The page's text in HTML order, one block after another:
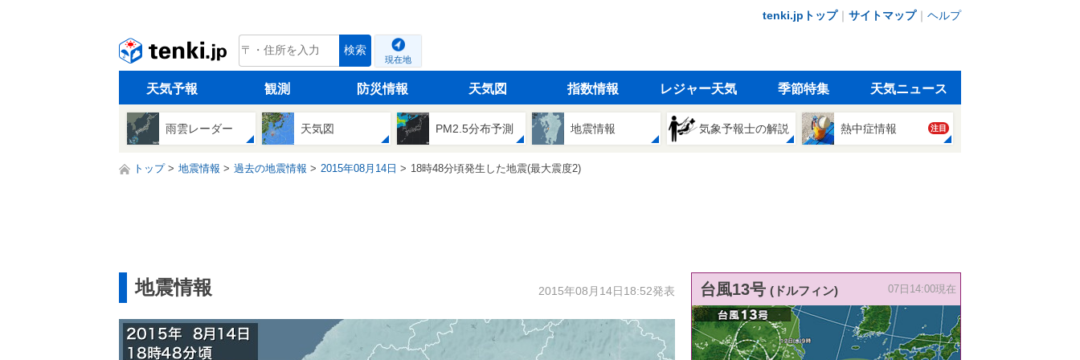
tenki.jpトップ｜ サイトマップ｜ ヘルプ
tenki.jp 検索
現在地
天気予報 観測 防災情報 天気図 指数情報 レジャー天気 季節特集 天気ニュース
雨雲レーダー 天気図 PM2.5分布予測 地震情報 気象予報士の解説 熱中症情報 注目
トップ 地震情報 過去の地震情報 2015年08月14日 18時48分頃発生した地震(最大震度2)
地震情報 2015年08月14日18:52発表 台風13号 (ドルフィン) 07日14:00現在